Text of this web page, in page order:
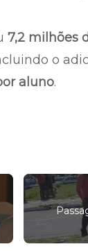
7,2 milhões
o
aluno.